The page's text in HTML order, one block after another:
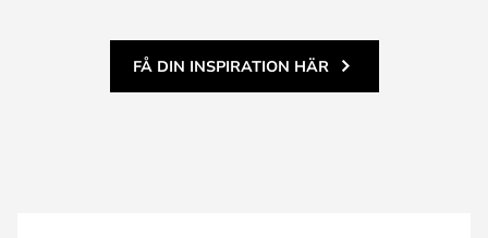
FÅ DIN INSPIRATION HÄR